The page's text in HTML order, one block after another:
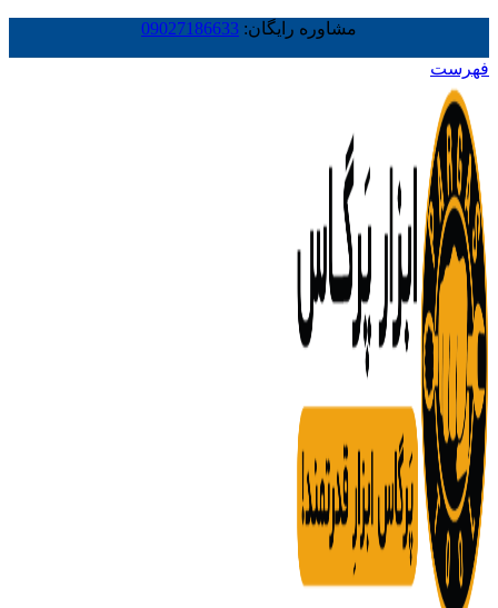
مشاوره رایگان: 09027186633
فهرست